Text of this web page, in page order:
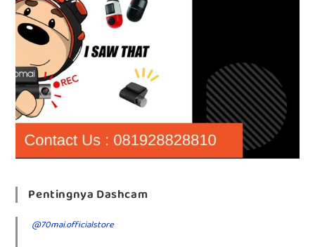
Pentingnya Dashcam
@70mai.officialstore